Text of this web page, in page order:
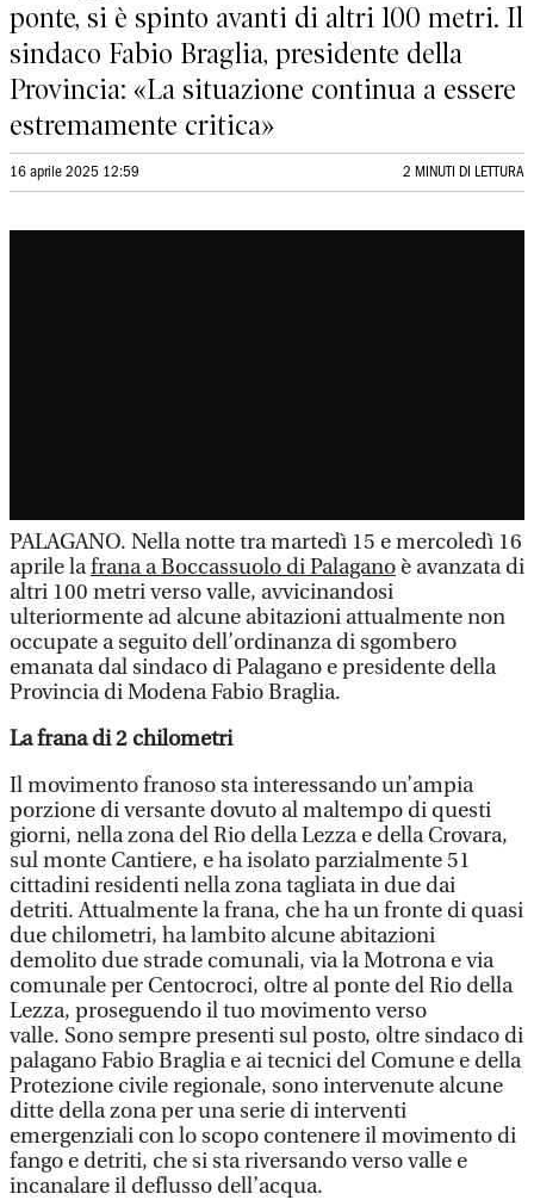
ponte, si è spinto avanti di altri 100 metri. Il
sindaco Fabio Braglia, presidente della
Provincia: «La situazione continua a essere
estremamente critica»
16 aprile 2025 12:59 2 MINUTI DI LETTURA
PALAGANO. Nella notte tra martedì 15 e mercoledì 16
aprile lafrana a Boccassuolo di Palagano è avanzata di
altri 100 metri verso valle, avvicinandosi
ulteriormente ad alcune abitazioni attualmente non
occupate a seguito dell’ordinanza di sgombero
emanata dal sindaco di Palagano e presidente della
Provincia di Modena Fabio Braglia.
La frana di 2 chilometri
Il movimento franoso sta interessando un’ampia
porzione di versante dovuto al maltempo di questi
giorni, nella zona del Rio della Lezza e della Crovara,
sul monte Cantiere, e ha isolato parzialmente 51
cittadini residenti nella zona tagliata in due dai
detriti. Attualmente la frana, che ha un fronte di quasi
due chilometri, ha lambito alcune abitazioni
demolito due strade comunali, via la Motrona e via
comunale per Centocroci, oltre al ponte del Rio della
Lezza, proseguendo il tuo movimento verso
valle. Sono sempre presenti sul posto, oltre sindaco di
palagano Fabio Braglia e ai tecnici del Comune e della
Protezione civile regionale, sono intervenute alcune
ditte della zona per una serie di interventi
emergenziali con lo scopo contenere il movimento di
fango e detriti, che si sta riversando verso valle e
incanalare il deflusso dell’acqua.